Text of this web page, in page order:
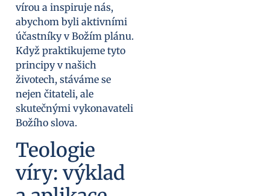
vírou a inspiruje nás,
abychom byli aktivními
účastníky v Božím plánu.
Když praktikujeme tyto
principy v našich
životech, stáváme se
nejen čitateli, ale
skutečnými vykonavateli
Božího slova.
Teologie
víry: výklad